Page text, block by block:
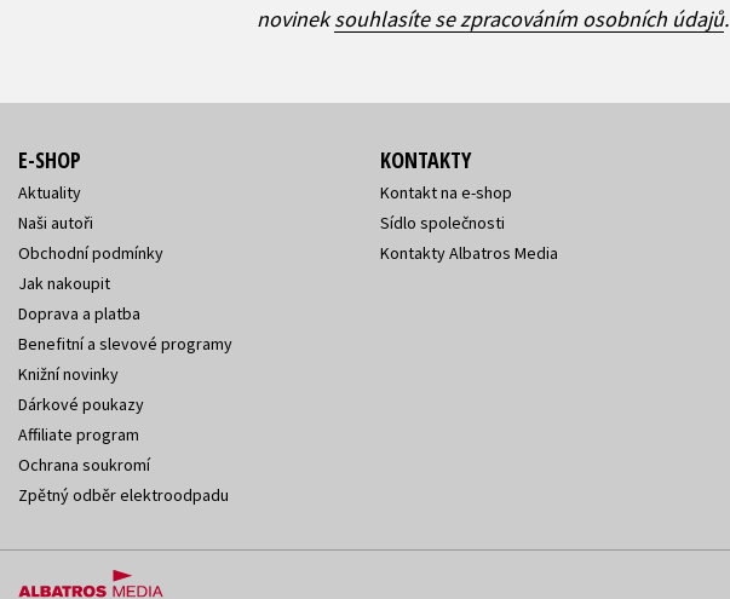
novineksouhlasíte se zpracováním osobních údajů.
E-SHOP
Aktuality
Naši autoři
Obchodní podmínky
Jak nakoupit
Doprava a platba
Benefitní a slevové programy
Knižní novinky
Dárkové poukazy
Affiliate program
Ochrana soukromí
Zpětný odběr elektroodpadu
KONTAKTY
Kontakt na e-shop
Sídlo společnosti
Kontakty Albatros Media